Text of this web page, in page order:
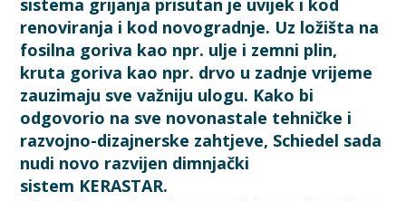
sistema grijanja prisutan je uvijek i kod
renoviranja i kod novogradnje. Uz ložišta na
fosilna goriva kao npr. ulje i zemni plin,
kruta goriva kao npr. drvo u zadnje vrijeme
zauzimaju sve važniju ulogu. Kako bi
odgovorio na sve novonastale tehničke i
razvojno-dizajnerske zahtjeve, Schiedel sada
nudi novo razvijen dimnjački
sistem KERASTAR.